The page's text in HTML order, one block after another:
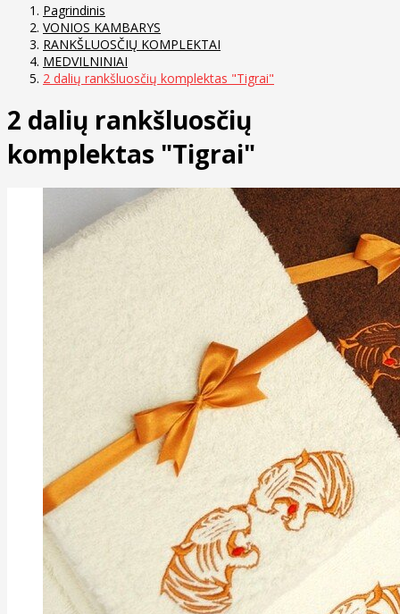
Pagrindinis
VONIOS KAMBARYS
RANKŠLUOSČIŲ KOMPLEKTAI
MEDVILNINIAI
2 dalių rankšluosčių komplektas "Tigrai"
2 dalių rankšluosčių
komplektas "Tigrai"